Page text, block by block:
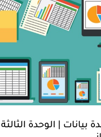
بيانات | الوحدة الثالثة |